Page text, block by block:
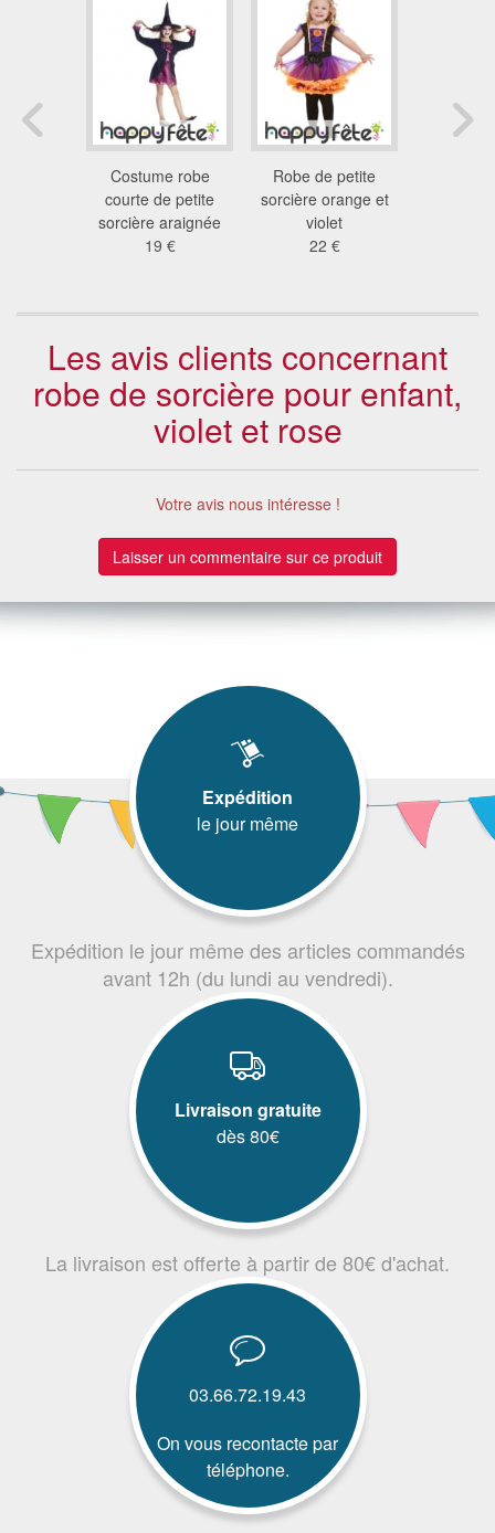
Costume robe
courte de petite
sorcière araignée
19 €
Robe de petite
sorcière orange et
violet
22 €
Les avis clients concernant
robe de sorcière pour enfant,
violet et rose
Votre avis nous intéresse !
Laisser un commentaire sur ce produit
Expédition
le jour même
Expédition le jour même des articles commandés
avant 12h (du lundi au vendredi).
Livraison gratuite
dès 80€
La livraison est offerte à partir de 80€ d'achat.
03.66.72.19.43
On vous recontacte par
téléphone.